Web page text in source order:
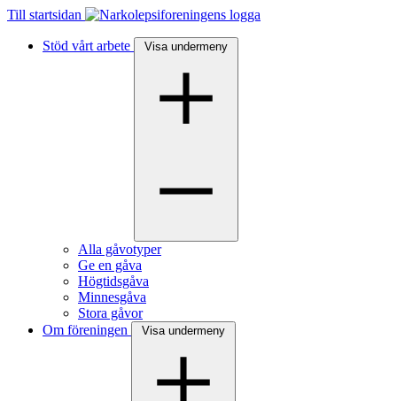
Till startsidan
Stöd vårt arbete Visa undermeny
Alla gåvotyper
Ge en gåva
Högtidsgåva
Minnesgåva
Stora gåvor
Om föreningen
Visa undermeny